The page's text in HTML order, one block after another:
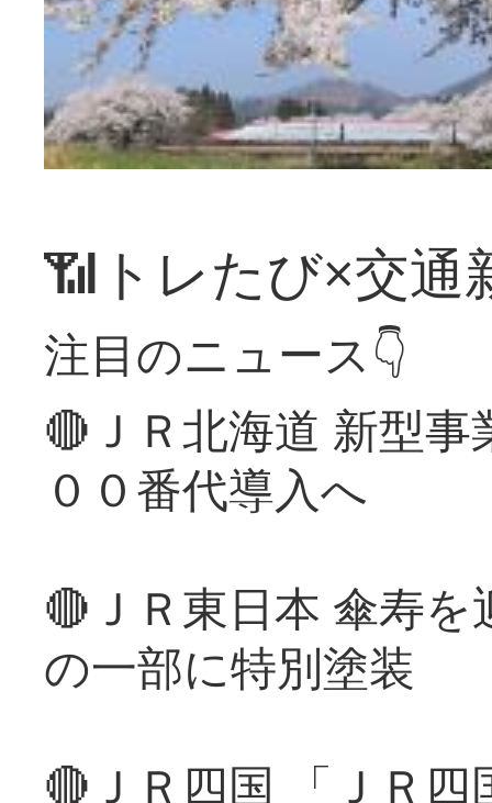
📶トレたび×交通
注目のニュース👇
🔴ＪＲ北海道 新型
００番代導入へ
🔴ＪＲ東日本 傘寿
の一部に特別塗装
🔴ＪＲ四国 「ＪＲ